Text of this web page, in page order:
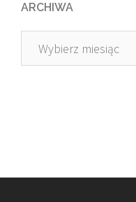
ARCHIWA
Archiwa